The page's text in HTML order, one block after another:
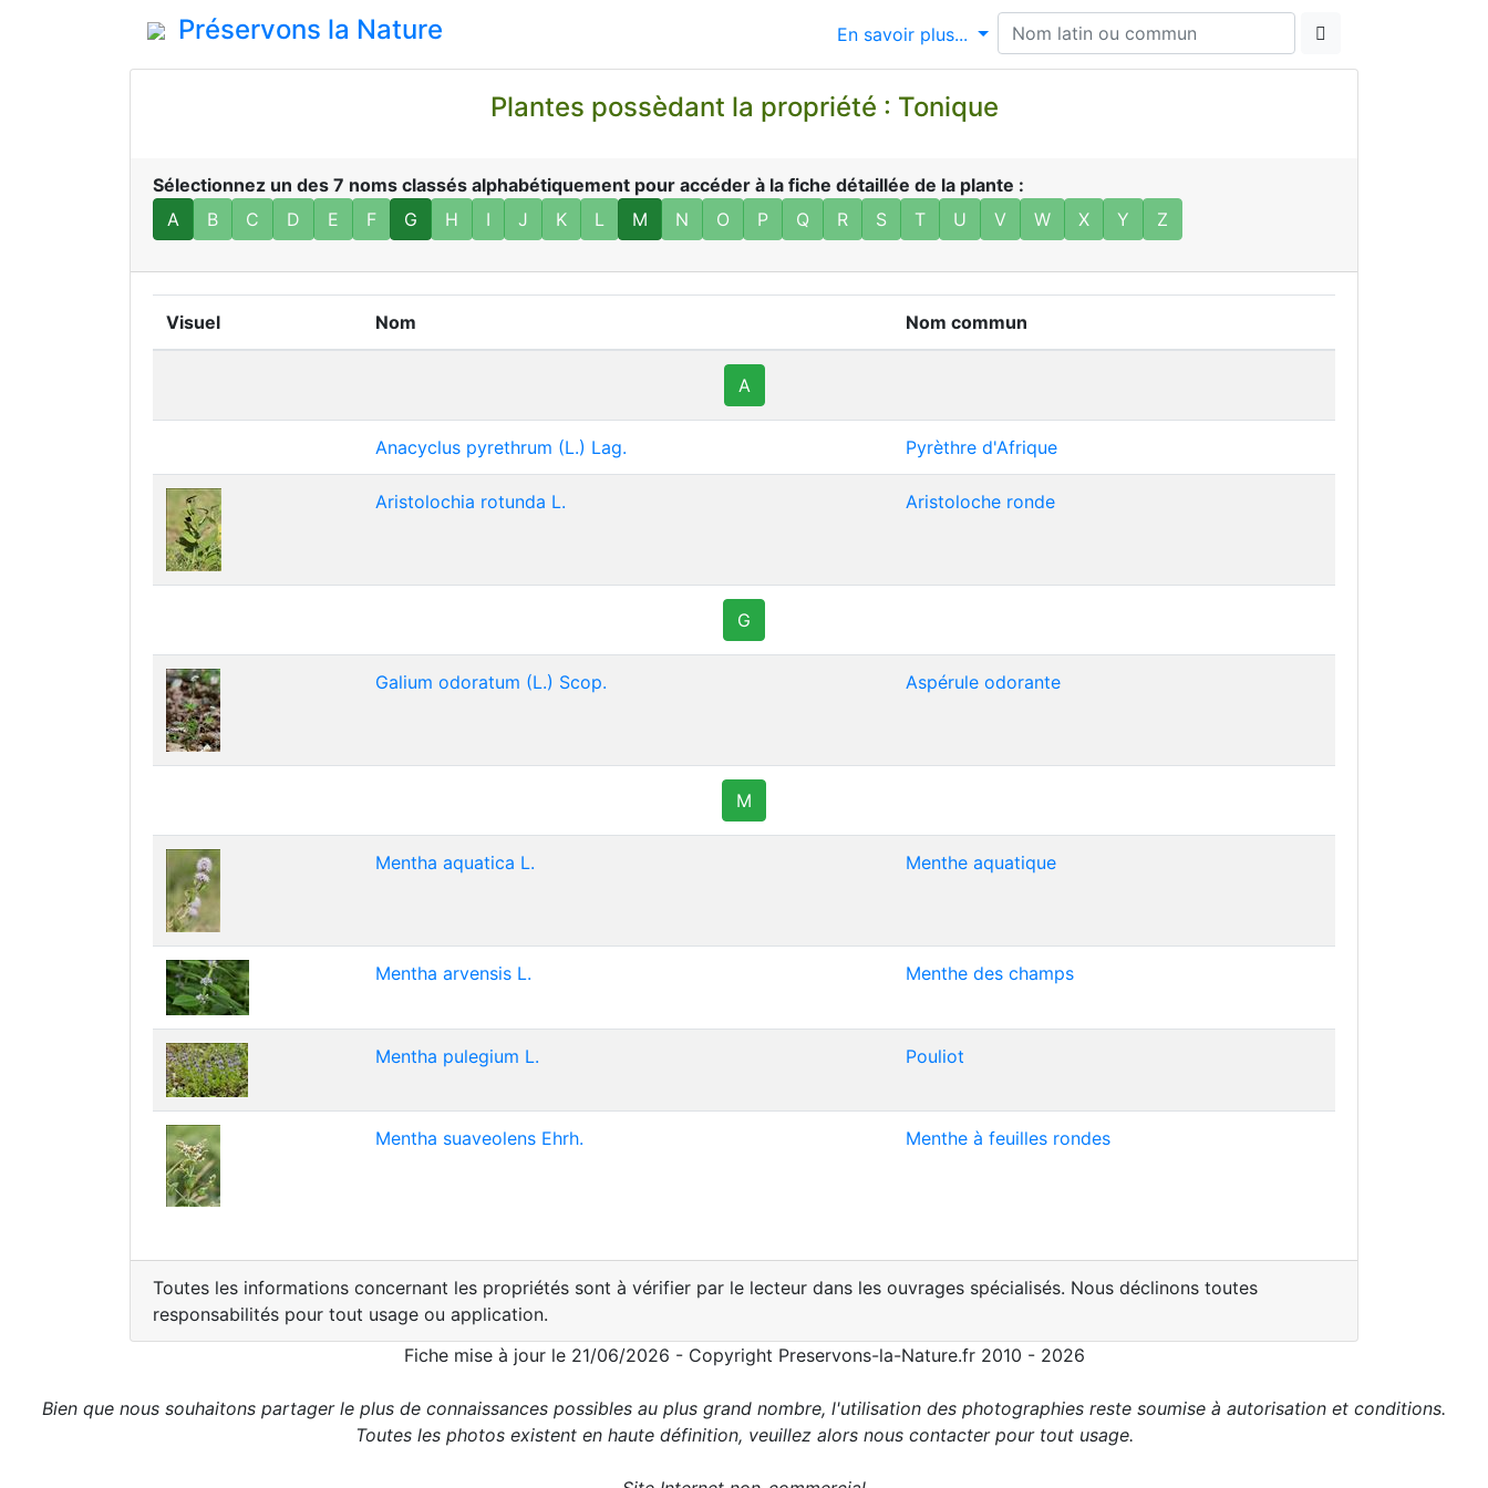
Préservons la Nature En savoir plus...
Plantes possèdant la propriété : Tonique
Sélectionnez un des 7 noms classés alphabétiquement pour accéder à la fiche détaillée de la plante :
A
B C D E F G H I J K L M N O P Q R S T U V W X Y Z
Visuel Nom Nom commun
A
Anacyclus pyrethrum (L.) Lag. Pyrèthre d'Afrique
Aristolochia rotunda L. Aristoloche ronde
G
Galium odoratum (L.) Scop. Aspérule odorante
M
Mentha aquatica L. Menthe aquatique
Mentha arvensis L. Menthe des champs
Mentha pulegium L. Pouliot
Mentha suaveolens Ehrh. Menthe à feuilles rondes
Toutes les informations concernant les propriétés sont à vérifier par le lecteur dans les ouvrages spécialisés. Nous déclinons toutes
responsabilités pour tout usage ou application.
Fiche mise à jour le 21/06/2026 - Copyright Preservons-la-Nature.fr 2010 - 2026
Bien que nous souhaitons partager le plus de connaissances possibles au plus grand nombre, l'utilisation des photographies reste soumise à autorisation et conditions.
Toutes les photos existent en haute définition, veuillez alors nous contacter pour tout usage.